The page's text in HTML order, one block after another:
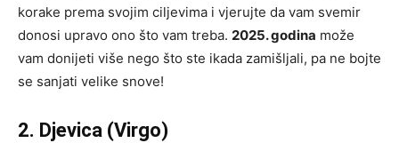
korake prema svojim ciljevima i vjerujte da vam svemir
donosi upravo ono što vam treba. 2025. godina može
vam donijeti više nego što ste ikada zamišljali, pa ne bojte
se sanjati velike snove!
2. Djevica (Virgo)